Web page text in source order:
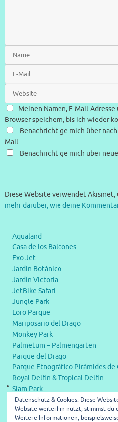
Meinen Namen, E-Mail-
Browser speichern, bis ich wieder
Benachrichtige mich über
Mail.
Benachrichtige mich über
Diese Website verwendet Akismet,
mehr darüber, wie deine
Aqualand
Casa de los Balcones
Exo Jet
Jardín Botánico
Jardín Victoria
JetBike Safari
Jungle Park
Loro Parque
Mariposario del Drago
Monkey Park
Palmetum – Palmengarten
Parque del Drago
Parque Etnográfico Pirámides de
Royal Delfin & Tropical Delfin
Siam Park
Submarine Safaris
Datenschutz & Cookies: Diese
Website weiterhin nutzt, stimmst du
Weitere Informationen,